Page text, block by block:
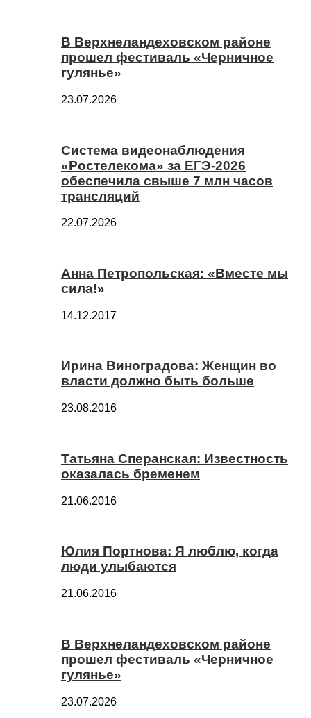
В Верхнеландеховском районе
прошел фестиваль «Черничное
гулянье»
23.07.2026
Система видеонаблюдения
«Ростелекома» за ЕГЭ-2026
обеспечила свыше 7 млн часов
трансляций
22.07.2026
Анна Петропольская: «Вместе мы
сила!»
14.12.2017
Ирина Виноградова: Женщин во
власти должно быть больше
23.08.2016
Татьяна Сперанская: Известность
оказалась бременем
21.06.2016
Юлия Портнова: Я люблю, когда
люди улыбаются
21.06.2016
В Верхнеландеховском районе
прошел фестиваль «Черничное
гулянье»
23.07.2026